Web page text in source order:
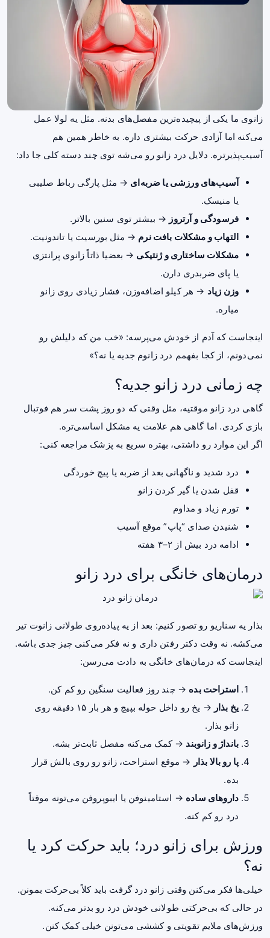
زانوی ما یکی از پیچیده‌ترین مفصل‌های بدنه. مثل یه لولا عمل
می‌کنه اما آزادی حرکت بیشتری داره. به خاطر همین هم
آسیب‌پذیرتره. دلایل درد زانو رو می‌شه توی چند دسته کلی جا داد:
آسیب‌های ورزشی یا ضربه‌ای → مثل پارگی رباط صلیبی
یا منیسک.
فرسودگی و آرتروز → بیشتر توی سنین بالاتر.
التهاب و مشکلات بافت نرم → مثل بورسیت یا تاندونیت.
مشکلات ساختاری و ژنتیکی → بعضیا ذاتاً زانوی پرانتزی
یا پای ضربدری دارن.
وزن زیاد → هر کیلو اضافه‌وزن، فشار زیادی روی زانو
میاره.
اینجاست که آدم از خودش می‌پرسه: «خب من که دلیلش رو
نمی‌دونم، از کجا بفهمم درد زانوم جدیه یا نه؟»
چه زمانی درد زانو جدیه؟
گاهی درد زانو موقتیه، مثل وقتی که دو روز پشت سر هم فوتبال
بازی کردی. اما گاهی هم علامت یه مشکل اساسی‌تره.
اگر این موارد رو داشتی، بهتره سریع به پزشک مراجعه کنی:
درد شدید و ناگهانی بعد از ضربه یا پیچ خوردگی
قفل شدن یا گیر کردن زانو
تورم زیاد و مداوم
شنیدن صدای “پاپ” موقع آسیب
ادامه درد بیش از ۲–۳ هفته
درمان‌های خانگی برای درد زانو
بذار یه سناریو رو تصور کنیم: بعد از یه پیاده‌روی طولانی زانوت تیر
می‌کشه. نه وقت دکتر رفتن داری و نه فکر می‌کنی چیز جدی باشه.
اینجاست که درمان‌های خانگی به دادت می‌رسن:
استراحت بده → چند روز فعالیت سنگین رو کم کن.
یخ بذار
→ یخ رو داخل حوله بپیچ و هر بار ۱۵ دقیقه روی
زانو بذار.
بانداژ و زانوبند → کمک می‌کنه مفصل ثابت‌تر بشه.
پا رو بالا بذار → موقع استراحت، زانو رو روی بالش قرار
بده.
داروهای ساده → استامینوفن یا ایبوپروفن می‌تونه موقتاً
درد رو کم کنه.
ورزش برای زانو درد؛ باید حرکت کرد یا
نه؟
خیلی‌ها فکر می‌کنن وقتی زانو درد گرفت باید کلاً بی‌حرکت بمونن.
در حالی که بی‌حرکتی طولانی خودش درد رو بدتر می‌کنه.
ورزش‌های ملایم تقویتی و کششی می‌تونن خیلی کمک کنن.